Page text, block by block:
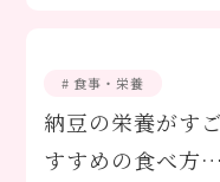
# 食事・栄養
納豆の栄養がす
すすめの食べ方…